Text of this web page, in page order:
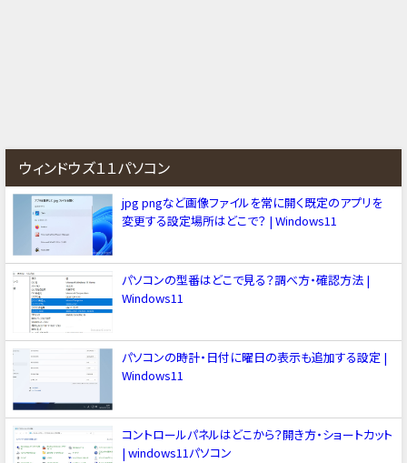
ウィンドウズ１１パソコン
jpg pngなど画像ファイルを常に開く既定のアプリを
変更する設定場所はどこで？ | Windows11
パソコンの型番はどこで見る？調べ方・確認方法 |
Windows11
パソコンの時計・日付に曜日の表示も追加する設定 |
Windows11
コントロールパネルはどこから？開き方・ショートカット
| windows11パソコン